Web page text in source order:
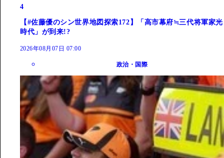
4
【#佐藤優のシン世界地図探索172】「高市幕府≒三代将軍家光
時代」が到来!?
2026年08月07日 07:00
政治・国際